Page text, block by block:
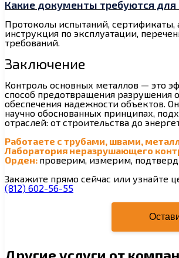
Какие документы требуются для
Протоколы испытаний, сертификаты,
инструкция по эксплуатации,
требований.
Заключение
Контроль основных металлов — это
способ предотвращения разрушения
обеспечения надежности объектов.
научно обоснованных принципах,
отраслей: от строительства до
Работаете с трубами, швами,
Лаборатория неразрушающего
Орден: проверим, измерим,
Закажите прямо сейчас или узнайте
(812) 602-56-55
Другие услуги от